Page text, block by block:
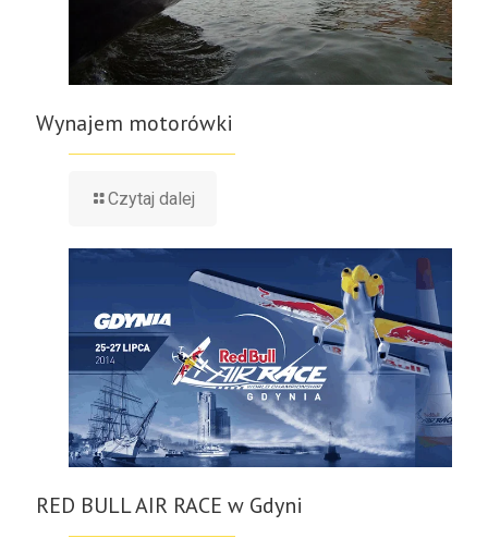
Wynajem motorówki
Czytaj dalej
RED BULL AIR RACE w Gdyni